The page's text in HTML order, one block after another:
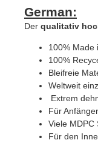
German:
Der qualitativ
100% Made
100%
Bleifreie
Weltweit
Extrem
Für
Viele MDPC
Für den